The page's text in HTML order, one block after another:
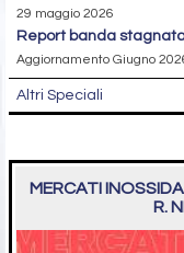
29 maggio 2026
report banda
Aggiornamento Giugno
Altri Speciali
MERCATI
R.